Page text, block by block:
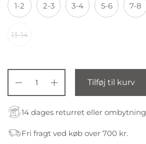
1-2 2-3 3-4 5-6 7-8
13-14
Tilføj til kurv
14 dages returret eller ombytning
Fri fragt ved køb over 700 kr.